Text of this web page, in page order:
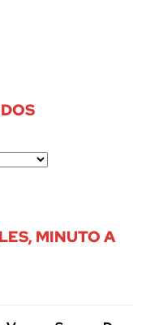
MINUTO A